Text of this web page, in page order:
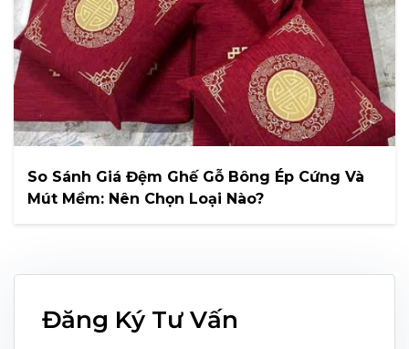
So Sánh Giá Đệm Ghế Gỗ Bông Ép Cứng Và
Mút Mềm: Nên Chọn Loại Nào?
Đăng Ký Tư Vấn